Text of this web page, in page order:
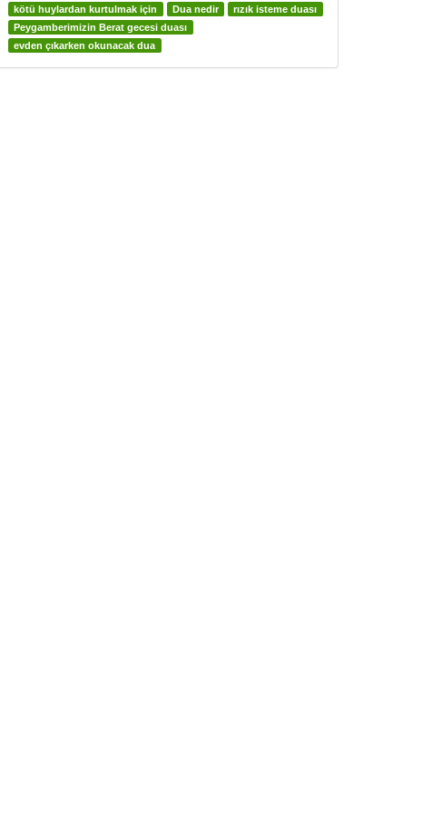
kötü huylardan kurtulmak için
Dua nedir
rızık isteme duası
Peygamberimizin Berat gecesi duası
evden çıkarken okunacak dua